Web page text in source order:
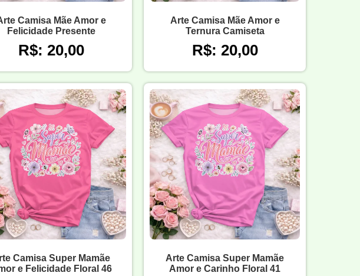
Camisa Mãe Amor e
Felicidade Presente
R$: 20,00
Arte Camisa Mãe Amor e
Ternura Camiseta
R$: 20,00
Camisa Super Mamãe
e Felicidade Floral 46
Arte Camisa Super Mamãe
Amor e Carinho Floral 41